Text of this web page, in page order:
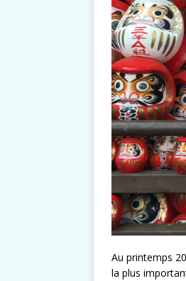
Au printemps
la plus